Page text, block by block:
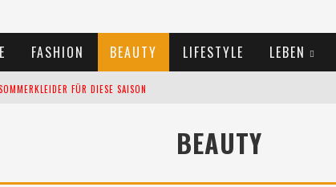
FASHION BEAUTY LIFESTYLE LEBEN
FÜR DIESE SAISON
BEAUTY